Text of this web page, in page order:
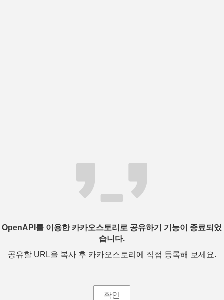
OpenAPI를 이용한 카카오스토리로 공유하기 기능이 종료되었
습니다.
공유할 URL을 복사 후 카카오스토리에 직접 등록해 보세요.
확인